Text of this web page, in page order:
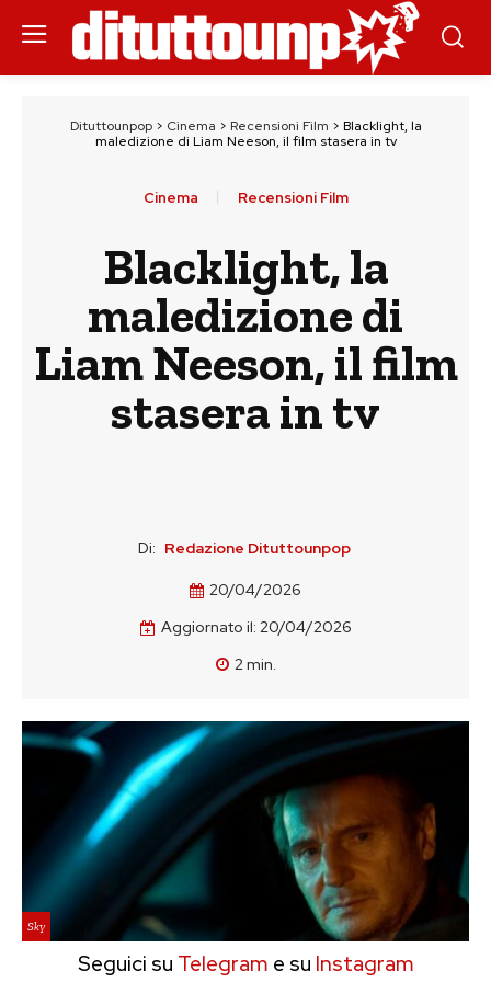
Dituttounpop> Cinema > Recensioni Film > Blacklight, la
maledizione di Liam Neeson, il film stasera in tv
Cinema Recensioni Film
Blacklight, la
maledizione di
Liam Neeson, il film
stasera in tv
Di: Redazione Dituttounpop
20/04/2026
Aggiornato il: 20/04/2026
2min.
Sky
Seguici su Telegram e su Instagram